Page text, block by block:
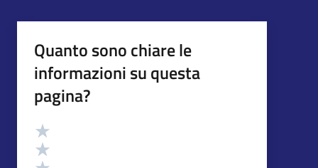
Quanto sono chiare le
informazioni su questa
pagina?
Valutazione